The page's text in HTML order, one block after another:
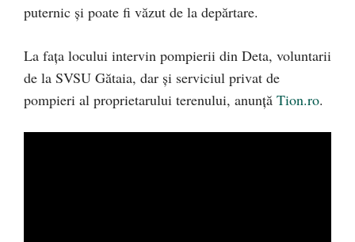
puternic și poate fi văzut de la depărtare.
La fața locului intervin pompierii din Deta, voluntarii
de la SVSU Gătaia, dar și serviciul privat de
pompieri al proprietarului terenului, anunță Tion.ro.